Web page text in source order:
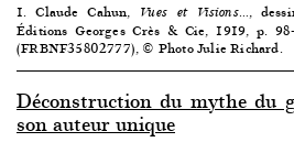
1. Claude Cahun, Vues et Visions…,
Éditions Georges Crès & Cie, 1919, p.
(FRBNF35802777), © Photo Julie Richard.
Déconstruction du mythe du
son auteur unique